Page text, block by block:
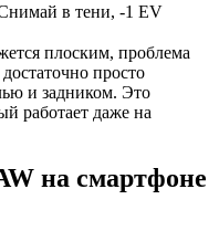
в тени, -1 EV
плоским, проблема
просто
и задником. Это
работает даже на
на смартфоне